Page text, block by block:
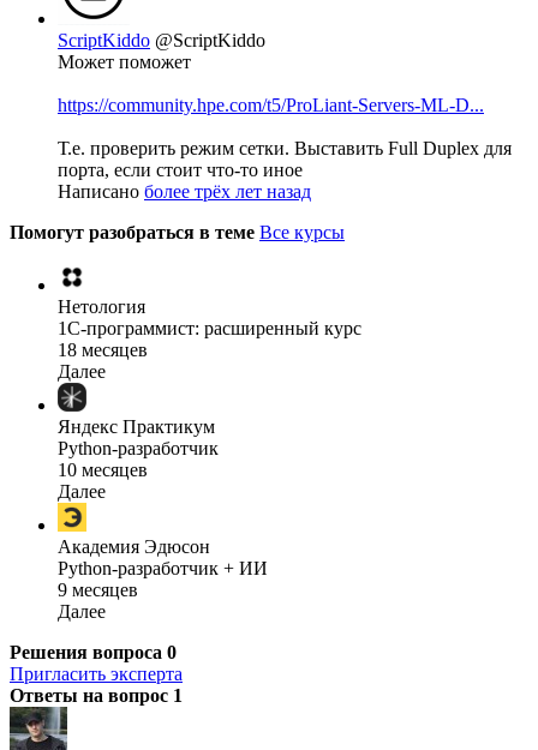
ScriptKiddo @ScriptKiddo
Может поможет
https://community.hpe.com/t5/ProLiant-Servers-ML-D...
Т.е. проверить режим сетки. Выставить Full Duplex для
порта, если стоит что-то иное
Написано более трёх лет назад
Помогут разобраться в теме Все курсы
Нетология
1C-программист: расширенный курс
18 месяцев
Далее
Яндекс Практикум
Python-разработчик
10 месяцев
Далее
Академия Эдюсон
Python-разработчик + ИИ
9 месяцев
Далее
Решения вопроса 0
Пригласить эксперта
Ответы на вопрос 1